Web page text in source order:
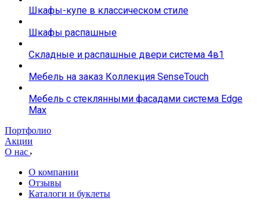
Шкафы-купе в классическом стиле
Шкафы распашные
Складные и распашные двери система 4в1
Мебель на заказ Коллекция SenseTouch
Мебель с стеклянными фасадами система Edge
Max
Портфолио
Акции
О нас
О компании
Отзывы
Каталоги и буклеты